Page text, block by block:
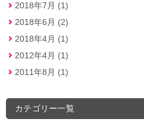
2018年7月 (1)
2018年6月 (2)
2018年4月 (1)
2012年4月 (1)
2011年8月 (1)
カテゴリー一覧